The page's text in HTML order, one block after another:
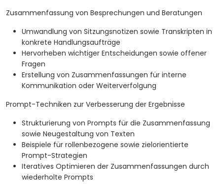
Zusammenfassung von Besprechungen und Beratungen
Umwandlung von Sitzungsnotizen sowie Transkripten in
konkrete Handlungsaufträge
Hervorheben wichtiger Entscheidungen sowie offener
Fragen
Erstellung von Zusammenfassungen für interne
Kommunikation oder Weiterverfolgung
Prompt-Techniken zur Verbesserung der Ergebnisse
Strukturierung von Prompts für die Zusammenfassung
sowie Neugestaltung von Texten
Beispiele für rollenbezogene sowie zielorientierte
Prompt-Strategien
Iteratives Optimieren der Zusammenfassungen durch
wiederholte Prompts